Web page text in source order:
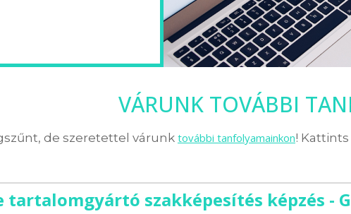
VÁRUNK TOVÁBBI
de szeretettel várunk további tanfolyamainkon!
tartalomgyártó szakképesítés képzés -